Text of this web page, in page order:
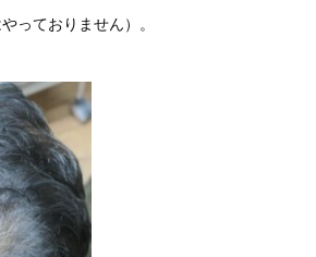
っておりません）。